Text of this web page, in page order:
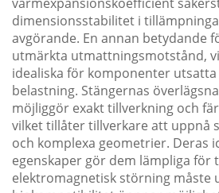
dimensionsstabilitet i
avgörande. En annan betydande
utmärkta utmattningsmotstånd,
idealiska för komponenter
belastning. Stängernas
möjliggör exakt tillverkning och
vilket tillåter tillverkare att uppnå
och komplexa geometrier. Deras
egenskaper gör dem lämpliga för
elektromagnetisk störning måste